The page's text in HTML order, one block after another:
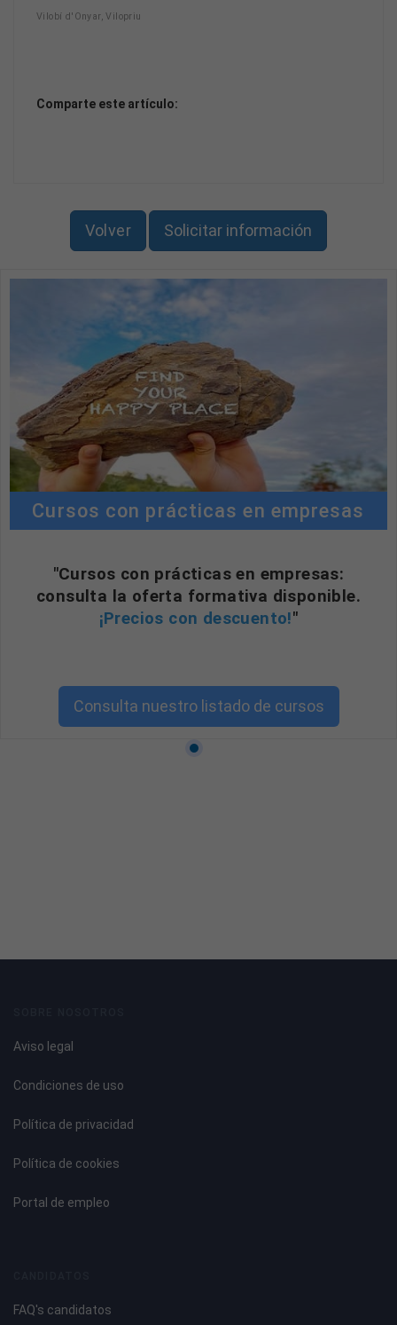
Vilobí d'Onyar, Vilopriu
Comparte este artículo:
Volver Solicitar información
Cursos con prácticas en empresas
"Cursos con prácticas en empresas:
consulta la oferta formativa disponible.
¡Precios con descuento!"
Consulta nuestro listado de cursos
Aviso legal
Condiciones de uso
Política de privacidad
Política de cookies
Portal de empleo
FAQ's candidatos